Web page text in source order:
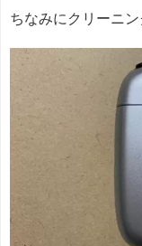
ちなみにクリーニ